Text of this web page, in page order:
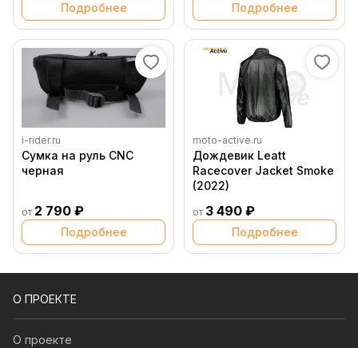
Подробнее Подробнее
i-rider.ru
Сумка на руль CNC
черная
от 2 790 ₽
Подробнее
moto-active.ru
Дождевик Leatt
Racecover Jacket Smoke
(2022)
от 3 490 ₽
Подробнее
О ПРОЕКТЕ
О проекте